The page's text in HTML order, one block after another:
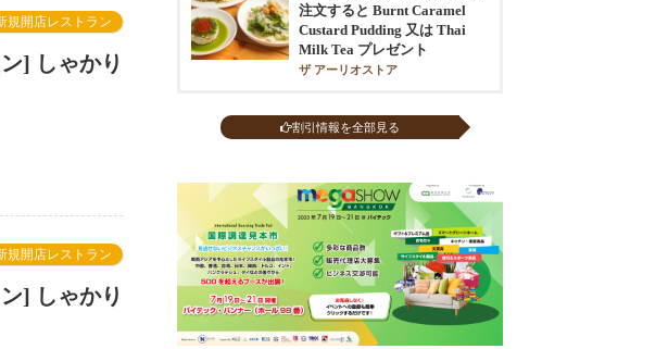
注文すると Burnt Caramel
Custard Pudding 又は Thai
Milk Tea プレゼント
ザ アーリオストア
割引情報を全部見る
規開店レストラン
] しゃかり
規開店レストラン
] しゃかり